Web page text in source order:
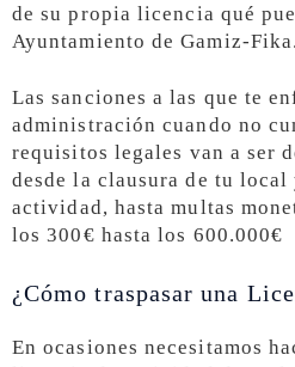
de su propia licencia qué
Ayuntamiento de Gamiz-Fika.
Las sanciones a las que te
administración cuando no
requisitos legales van a ser
desde la clausura de tu
actividad, hasta multas
los 300€ hasta los 600.000€
¿Cómo traspasar una
En ocasiones necesitamos